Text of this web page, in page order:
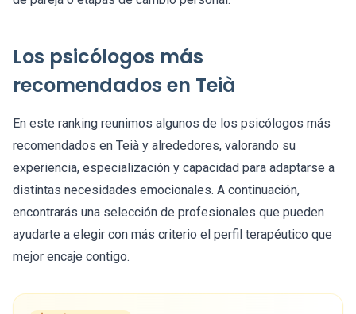
Los psicólogos más
recomendados en Teià
En este ranking reunimos algunos de los psicólogos más
recomendados en Teià y alrededores, valorando su
experiencia, especialización y capacidad para adaptarse a
distintas necesidades emocionales. A continuación,
encontrarás una selección de profesionales que pueden
ayudarte a elegir con más criterio el perfil terapéutico que
mejor encaje contigo.